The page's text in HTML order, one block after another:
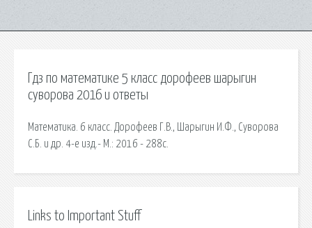
Гдз по математике 5 класс дорофеев шарыгин
суворова 2016 и ответы
Математика. 6 класс. Дорофеев Г.В., Шарыгин И.Ф., Суворова
С.Б. и др. 4-е изд.- М.: 2016 - 288с.
Links to Important Stuff